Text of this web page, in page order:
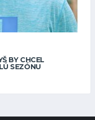
BY CHCEL
SEZÓNU